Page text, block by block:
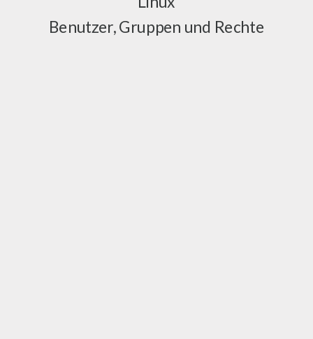
Benutzer, Gruppen und Rechte